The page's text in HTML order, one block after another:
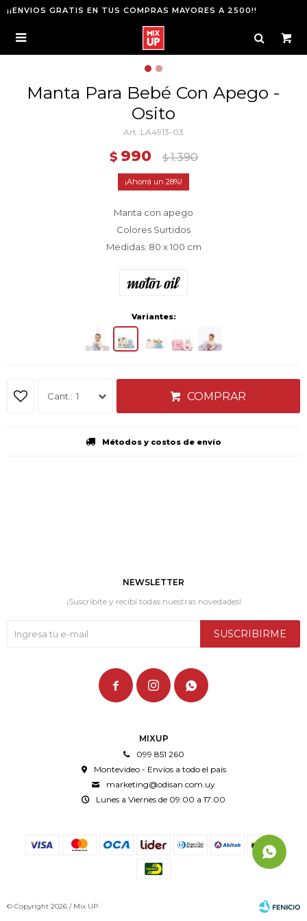
¡¡ENVIOS GRATIS EN TUS COMPRAS MAYORES A 2500!!

Manta Para Bebé Con Apego -
Osito
LA4913-03
$ 990 $ 1.390
28
Manta con apego
Colores Surtidos
Medidas: 80 x 100 cm
Variantes:
1 COMPRAR
Métodos y costos de envío
MIXUP
099 851 260
Montevideo - Envíos a todo el país
marketing@odisan.com.uy
Lunes a Viernes de 09:00 a 17:00
NEWSLETTER
¡Suscribite y recibí todas nuestras novedades!
SUSCRIBIRME
  
© Copyright 2026 / Mix UP